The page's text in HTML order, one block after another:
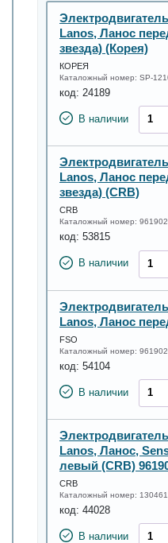
Lanos, Ланос
звезда) (Корея)
КОРЕЯ
Каталожный номер: SP-
код: 24189
В наличии
Lanos, Ланос
звезда) (CRB)
CRB
Каталожный номер:
код: 53815
В наличии
Lanos, Ланос
FSO
Каталожный номер:
код: 54104
В наличии
Lanos, Ланос,
левый (CRB)
CRB
Каталожный номер:
код: 44028
В наличии